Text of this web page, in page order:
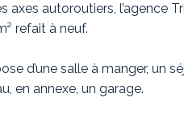
axes autoroutiers, l’agence
refait à neuf.
d’une salle à manger, un
en annexe, un garage.